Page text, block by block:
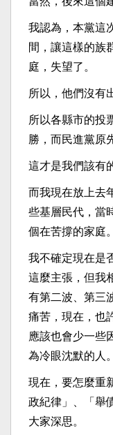
我認為，本黨這
間，讓這樣的族
庭，失望了。
所以，他們沒有
所以各縣市的投
勝，而民進黨原
這才是我們該有
而我現在放上去
些基層民代，當
個在苦撐的家庭。
我不確定現在是
這麼主張，但我
有第二波、第三
痛苦，現在，也
應該也會少一些
為冷眼沈默的人。
現在，要怎麼重
政紀律」、「舉
大家深思。